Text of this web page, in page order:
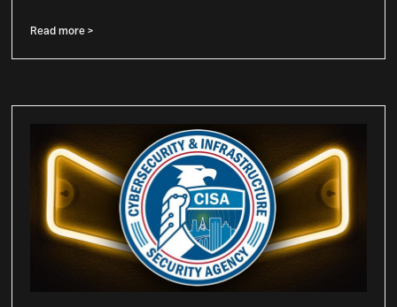
Read more >